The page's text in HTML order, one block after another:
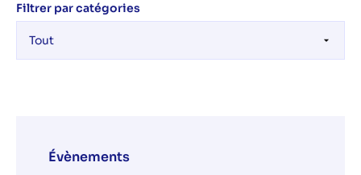
Filtrer par catégories
Évènements